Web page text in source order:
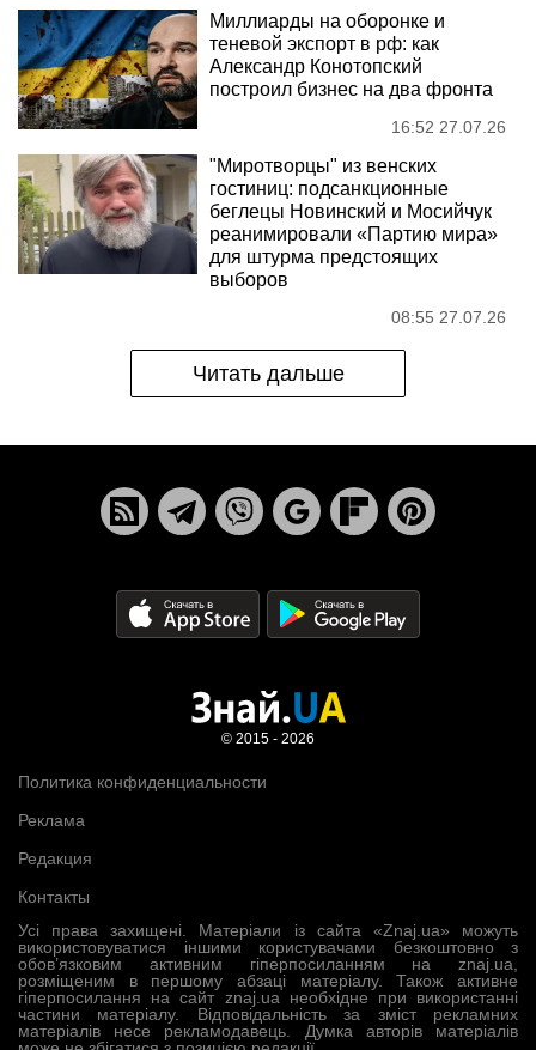
Миллиарды на оборонке и
теневой экспорт в рф: как
Александр Конотопский
построил бизнес на два фронта
16:52 27.07.26
"Миротворцы" из венских
гостиниц: подсанкционные
беглецы Новинский и Мосийчук
реанимировали «Партию мира»
для штурма предстоящих
выборов
08:55 27.07.26
Читать дальше
Усі права захищені. Матеріали із сайта «Znaj.ua» можуть
використовуватися іншими користувачами безкоштовно з
обов’язковим активним гіперпосиланням на znaj.ua,
розміщеним в першому абзаці матеріалу. Також активне
гіперпосилання на сайт znaj.ua необхідне при використанні
частини матеріалу. Відповідальність за зміст рекламних
матеріалів несе рекламодавець. Думка авторів матеріалів
Политика конфиденциальности
Реклама
Редакция
Контакты
© 2015 - 2026